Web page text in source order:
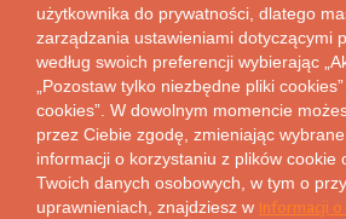
Kariera w Veolii
Struktura paliw
Nasi klienci
Aktualności
NASZA OFERTA
Sprzedaż energii
użytkownika do prywatności, dlatego
zarządzania ustawieniami dotyczącymi
według swoich preferencji wybierając
„Pozostaw tylko niezbędne pliki
cookies”. W dowolnym momencie
przez Ciebie zgodę, zmieniając
informacji o korzystaniu z plików cookie
Twoich danych osobowych, w tym o
uprawnieniach, znajdziesz w Informacji